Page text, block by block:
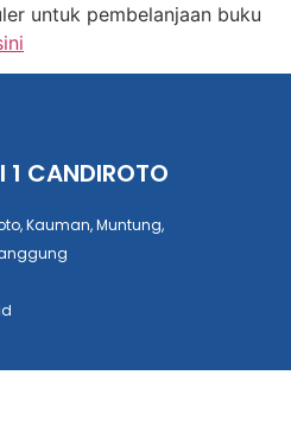
untuk pembelanjaan buku
1 CANDIROTO
Kauman, Muntung,